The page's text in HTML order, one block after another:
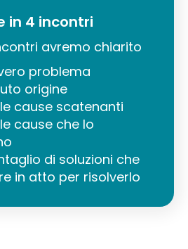
in 4 incontri
avremo chiarito
problema
origine
cause scatenanti
cause che lo
di soluzioni che
in atto per risolverlo